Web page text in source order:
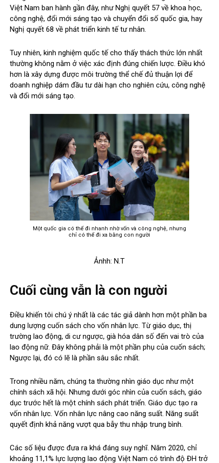
Việt Nam ban hành gần đây, như Nghị quyết 57 về khoa học,
công nghệ, đổi mới sáng tạo và chuyển đổi số quốc gia, hay
Nghị quyết 68 về phát triển kinh tế tư nhân.
Tuy nhiên, kinh nghiệm quốc tế cho thấy thách thức lớn nhất
thường không nằm ở việc xác định đúng chiến lược. Điều khó
hơn là xây dựng được môi trường thể chế đủ thuận lợi để
doanh nghiệp dám đầu tư dài hạn cho nghiên cứu, công nghệ
và đổi mới sáng tạo.
Một quốc gia có thể đi nhanh nhờ vốn và công nghệ, nhưng
chỉ có thể đi xa bằng con người
Ảnhh: N.T
Cuối cùng vẫn là con người
Điều khiến tôi chú ý nhất là các tác giả dành hơn một phần ba
dung lượng cuốn sách cho vốn nhân lực. Từ giáo dục, thị
trường lao động, di cư ngược, già hóa dân số đến vai trò của
lao động nữ. Đây không phải là một phần phụ của cuốn sách;
Ngược lại, đó có lẽ là phần sâu sắc nhất.
Trong nhiều năm, chúng ta thường nhìn giáo dục như một
chính sách xã hội. Nhưng dưới góc nhìn của cuốn sách, giáo
dục trước hết là một chính sách phát triển. Giáo dục tạo ra
vốn nhân lực. Vốn nhân lực nâng cao năng suất. Năng suất
quyết định khả năng vượt qua bẫy thu nhập trung bình.
Các số liệu được đưa ra khá đáng suy nghĩ. Năm 2020, chỉ
khoảng 11,1% lực lượng lao động Việt Nam có trình độ ĐH trở